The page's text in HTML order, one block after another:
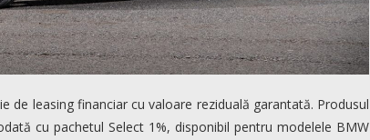
de leasing financiar cu valoare reziduală garantată. Produsul
cu pachetul Select 1%, disponibil pentru modelele BMW